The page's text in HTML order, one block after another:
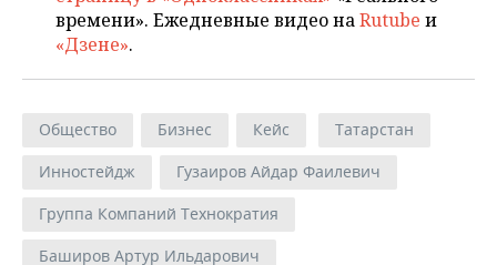
времени». Ежедневные видео наRutube и
«Дзене».
Общество Бизнес Кейс
Татарстан
Инностейдж
Гузаиров Айдар Фаилевич
Группа Компаний Технократия
Баширов Артур Ильдарович